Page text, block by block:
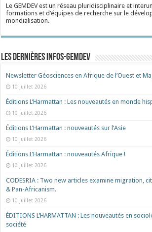
Le GEMDEV est un réseau pluridisciplinaire et
formations et d’équipes de recherche sur le
mondialisation.
Les dernières Infos-Gemdev
Newsletter Géosciences en Afrique de l’Ouest et
10 juillet 2026
Éditions L’Harmattan : Les nouveautés en monde
10 juillet 2026
Éditions L’Harmattan : nouveautés sur l’Asie
10 juillet 2026
Éditions L’Harmattan : nouveautés Afrique !​
10 juillet 2026
CODESRIA : Two new articles examine migration,
& Pan-Africanism.
10 juillet 2026
ÉDITIONS L’HARMATTAN : Les nouveautés en
société